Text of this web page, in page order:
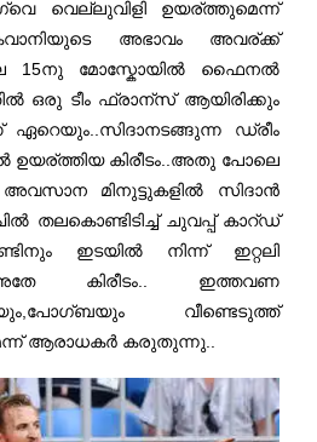
വെല്ലുവിളി ഉയര്ത്തുമെന്ന്
കവാനിയുടെ അഭാവം അവര്ക്ക്
15നു മോസ്കോയില്‍ ഫൈനല്‍
ഒരു ടീം ഫ്രാന്സ് ആയിരിക്കും
ഡ്രീം
ഉയര്ത്തിയ കിരീടം..അതു പോലെ
മിനുട്ടുകളില്‍ സിദാന്‍
തലകൊണ്ടിടിച്ച് ചുവപ്പ് കാറ്ഡ്
ഇടയില്‍ നിന്ന് ഇറ്റലി
കിരീടം.. ഇത്തവണ
വീണ്ടെടുത്ത്
ആരാധകര്‍ കരുതുന്നു..